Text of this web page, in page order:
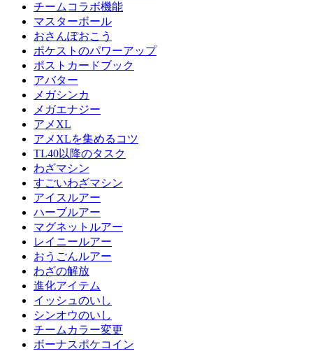
チームコラボ機能
マスターボール
おさんぽおこう
ポケストのパワーアップ
ポストカードブック
アバター
メガシンカ
メガエナジー
アメXL
アメXLを集めるコツ
TL40以降のタスク
わざマシン
すごいわざマシン
アイスルアー
ハーブルアー
マグネットルアー
レイニールアー
おうごんルアー
わざの解放
進化アイテム
イッシュのいし
シンオウのいし
チームカラー変更
ボーナスポケコイン